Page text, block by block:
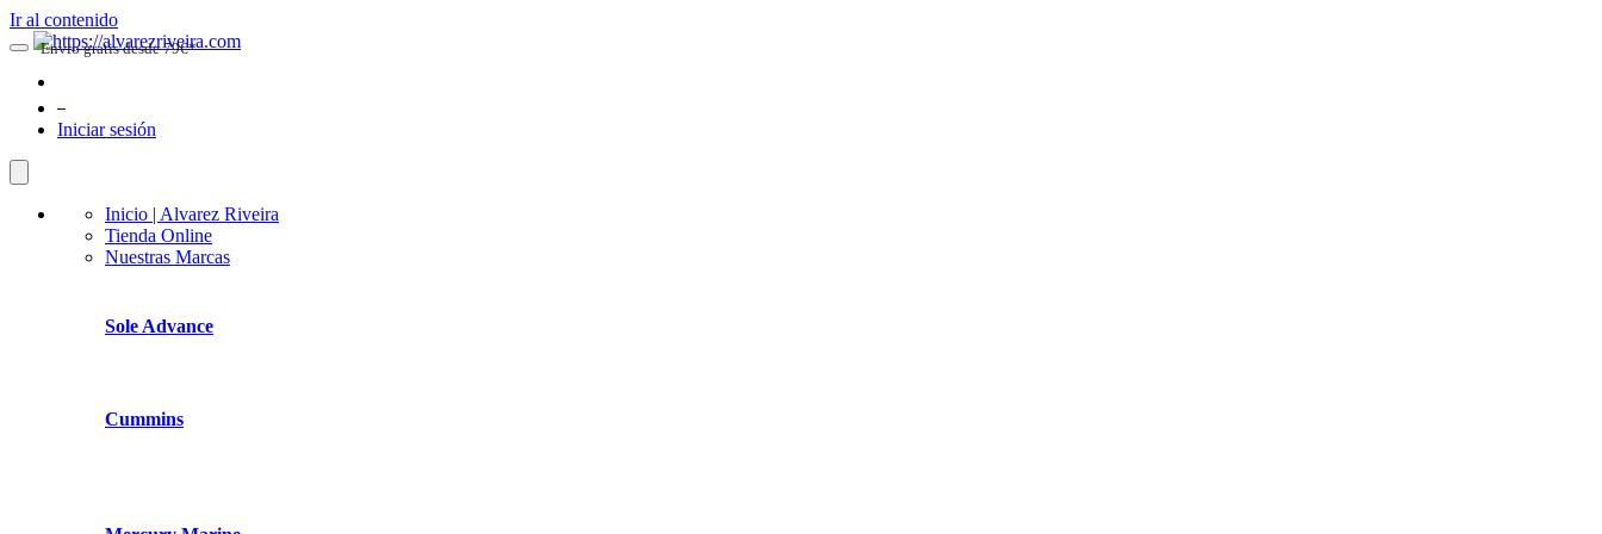
Ir al contenido
Iniciar sesión
Inicio | Alvarez Riveira
Tienda Online
Nuestras Marcas
Sole Advance
Cummins
Envio gratis desde 79€*